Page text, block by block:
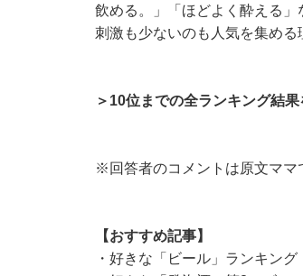
飲める。」「ほどよく酔える
刺激も少ないのも人気を集める
＞10位までの全ランキング結果
※回答者のコメントは原文ママ
【おすすめ記事】
・ 好きな「ビール」ランキング